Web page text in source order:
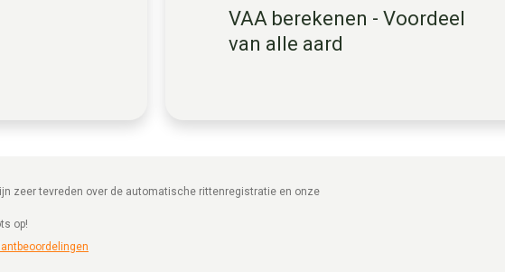
VAA berekenen - Voordeel
van alle aard
zeer tevreden over de automatische rittenregistratie en onze
op!